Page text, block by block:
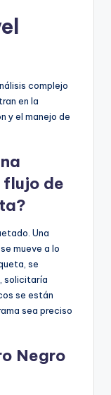
complejo
en la
y el manejo de
flujo de
Una
mueve a lo
se
solicitaría
se están
sea preciso
Negro